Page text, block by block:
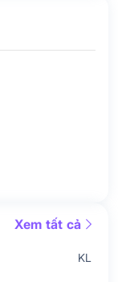
Xem tất cả
KL